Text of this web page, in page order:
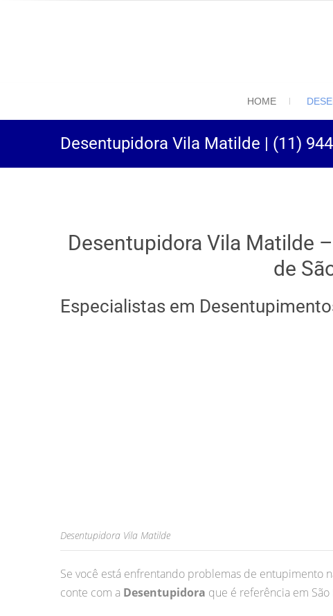
HOME
Desentupidora Vila Matilde | (11)
Desentupidora Vila Matilde
de
Especialistas em
Desentupidora Vila Matilde
Se você está enfrentando problemas de entupimento
conte com a Desentupidora que é referência em São